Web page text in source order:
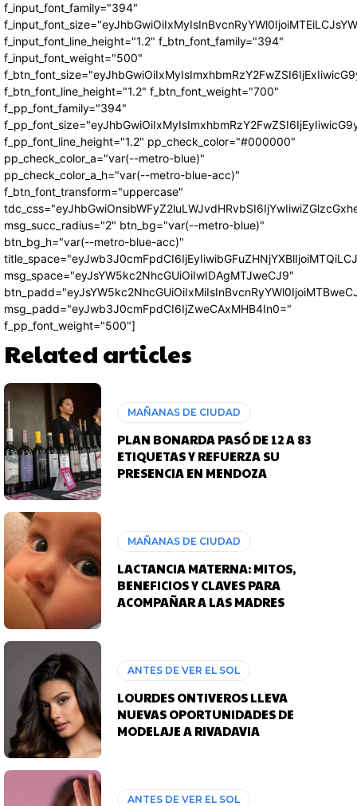
f_input_font_family="394"
f_input_font_line_height="1.2" f_btn_font_family="394"
f_input_font_weight="500"
f_btn_font_line_height="1.2" f_btn_font_weight="700"
f_pp_font_family="394"
f_pp_font_line_height="1.2" pp_check_color="#000000"
pp_check_color_a="var(--metro-blue)"
pp_check_color_a_h="var(--metro-blue-acc)"
f_btn_font_transform="uppercase"
msg_succ_radius="2" btn_bg="var(--metro-blue)"
btn_bg_h="var(--metro-blue-acc)"
msg_space="eyJsYW5kc2NhcGUiOiIwIDAgMTJweCJ9"
msg_padd="eyJwb3J0cmFpdCI6IjZweCAxMHB4In0="
f_pp_font_weight="500"]
Related articles
MAÑANAS DE CIUDAD
PLAN BONARDA PASÓ DE 12 A 83
ETIQUETAS Y REFUERZA SU
PRESENCIA EN MENDOZA
MAÑANAS DE CIUDAD
LACTANCIA MATERNA: MITOS,
BENEFICIOS Y CLAVES PARA
ACOMPAÑAR A LAS MADRES
ANTES DE VER EL SOL
LOURDES ONTIVEROS LLEVA
NUEVAS OPORTUNIDADES DE
MODELAJE A RIVADAVIA
ANTES DE VER EL SOL